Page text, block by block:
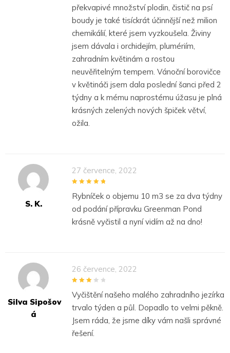
překvapivé množství plodin, čistič na psí
boudy je také tisíckrát účinnější než milion
chemikálií, které jsem vyzkoušela. Živiny
jsem dávala i orchidejím, plumériím,
zahradním květinám a rostou
neuvěřitelným tempem. Vánoční borovičce
v květináči jsem dala poslední šanci před 2
týdny a k mému naprostému úžasu je plná
krásných zelených nových špiček větví,
ožila.
S. K.
27 července, 2022
Rybníček o objemu 10 m3 se za dva týdny
od podání přípravku Greenman Pond
krásně vyčistil a nyní vidím až na dno!
Silva Sipošov
Á
26 července, 2022
5Vyčištění našeho malého zahradního jezírka
trvalo týden a půl. Dopadlo to velmi pěkně.
Jsem ráda, že jsme díky vám našli správné
řešení.